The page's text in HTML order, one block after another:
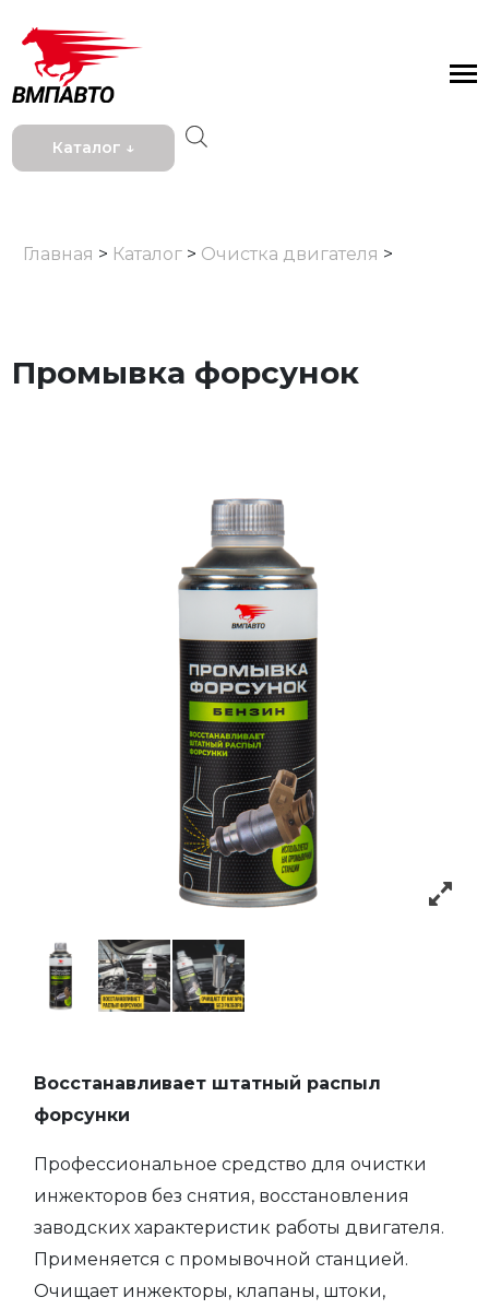
Каталог ↓
Главная > Каталог > Очистка двигателя >
Промывка форсунок
Восстанавливает штатный распыл
форсунки
Профессиональное средство для очистки
инжекторов без снятия, восстановления
заводских характеристик работы двигателя.
Применяется c промывочной станцией.
Очищает инжекторы, клапаны, штоки,